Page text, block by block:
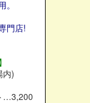
門店!
内)
…3,200